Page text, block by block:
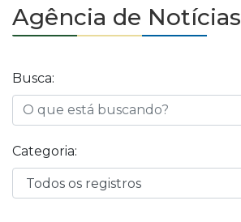
Glória
Agência de Notícias
Busca:
Categoria: